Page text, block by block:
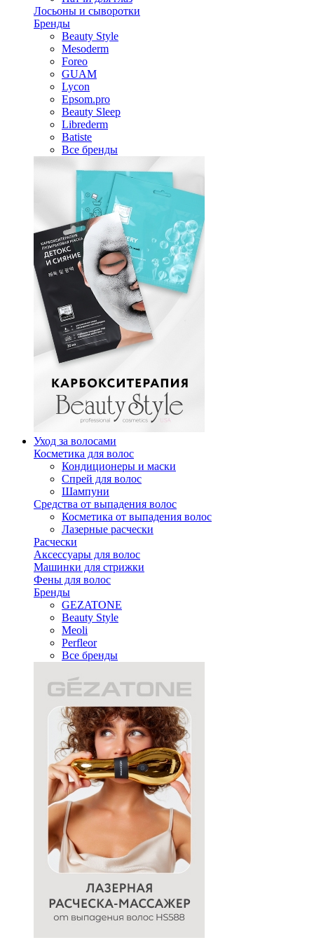
Лосьоны и сыворотки
Бренды
Beauty Style
Mesoderm
Foreo
GUAM
Lycon
Epsom.pro
Beauty Sleep
Librederm
Batiste
Все бренды
Уход за волосами
Косметика для волос
Кондиционеры и маски
Спрей для волос
Шампуни
Средства от выпадения волос
Косметика от выпадения волос
Лазерные расчески
Расчески
Аксессуары для волос
Машинки для стрижки
Фены для волос
Бренды
GEZATONE
Beauty Style
Meoli
Perfleor
Все бренды